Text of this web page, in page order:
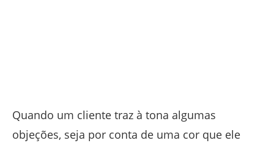
Quando um cliente traz à tona algumas
objeções, seja por conta de uma cor que ele